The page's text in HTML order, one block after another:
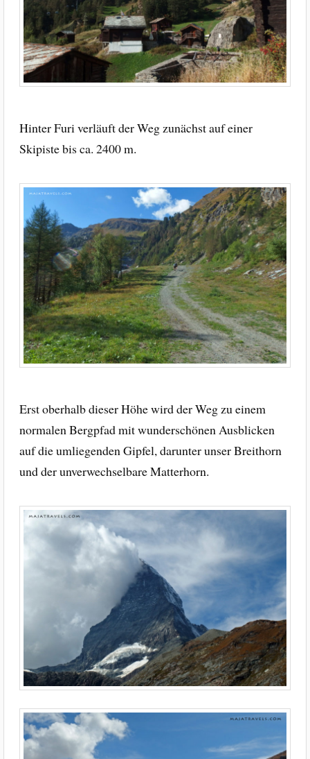
Hinter Furi verläuft der Weg zunächst auf einer
Skipiste bis ca. 2400 m.
Erst oberhalb dieser Höhe wird der Weg zu einem
normalen Bergpfad mit wunderschönen Ausblicken
auf die umliegenden Gipfel, darunter unser Breithorn
und der unverwechselbare Matterhorn.